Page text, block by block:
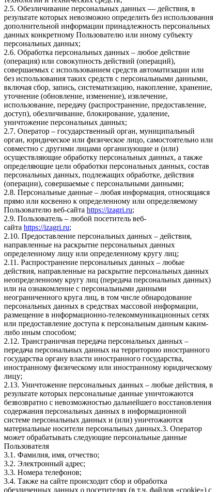
2.5. Обезличивание персональных данных — действия, в
результате которых невозможно определить без использования
дополнительной информации принадлежность персональных
данных конкретному Пользователю или иному субъекту
персональных данных;
2.6. Обработка персональных данных – любое действие
(операция) или совокупность действий (операций),
совершаемых с использованием средств автоматизации или
без использования таких средств с персональными данными,
включая сбор, запись, систематизацию, накопление, хранение,
уточнение (обновление, изменение), извлечение,
использование, передачу (распространение, предоставление,
доступ), обезличивание, блокирование, удаление,
уничтожение персональных данных;
2.7. Оператор – государственный орган, муниципальный
орган, юридическое или физическое лицо, самостоятельно или
совместно с другими лицами организующие и (или)
осуществляющие обработку персональных данных, а также
определяющие цели обработки персональных данных, состав
персональных данных, подлежащих обработке, действия
(операции), совершаемые с персональными данными;
2.8. Персональные данные – любая информация, относящаяся
прямо или косвенно к определенному или определяемому
Пользователю веб-сайта https://izagri.ru;
2.9. Пользователь – любой посетитель веб-
сайта https://izagri.ru;
2.10. Предоставление персональных данных – действия,
направленные на раскрытие персональных данных
определенному лицу или определенному кругу лиц;
2.11. Распространение персональных данных – любые
действия, направленные на раскрытие персональных данных
неопределенному кругу лиц (передача персональных данных)
или на ознакомление с персональными данными
неограниченного круга лиц, в том числе обнародование
персональных данных в средствах массовой информации,
размещение в информационно-телекоммуникационных сетях
или предоставление доступа к персональным данным каким-
либо иным способом;
2.12. Трансграничная передача персональных данных –
передача персональных данных на территорию иностранного
государства органу власти иностранного государства,
иностранному физическому или иностранному юридическому
лицу;
2.13. Уничтожение персональных данных – любые действия, в
результате которых персональные данные уничтожаются
безвозвратно с невозможностью дальнейшего восстановления
содержания персональных данных в информационной
системе персональных данных и (или) уничтожаются
материальные носители персональных данных.3. Оператор
может обрабатывать следующие персональные данные
Пользователя
3.1. Фамилия, имя, отчество;
3.2. Электронный адрес;
3.3. Номера телефонов;
3.4. Также на сайте происходит сбор и обработка
обезличенных данных о посетителях (в т.ч. файлов «cookie») с